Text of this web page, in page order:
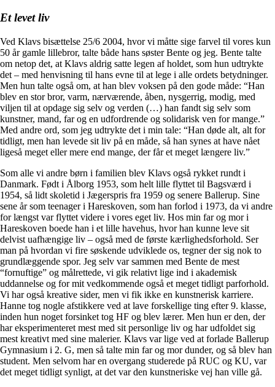
Et levet liv
Ved Klavs bisættelse 25/6 2004, hvor vi måtte sige farvel til vores kun
50 år gamle lillebror, talte både hans søster Bente og jeg. Bente talte
om netop det, at Klavs aldrig satte legen af holdet, som hun udtrykte
det – med henvisning til hans evne til at lege i alle ordets betydninger.
Men hun talte også om, at han blev voksen på den gode måde: “Han
blev en stor bror, varm, nærværende, åben, nysgerrig, modig, med
viljen til at opdage sig selv og verden (…) han fandt sig selv som
kunstner, mand, far og en udfordrende og solidarisk ven for mange.”
Med andre ord, som jeg udtrykte det i min tale: “Han døde alt, alt for
tidligt, men han levede sit liv på en måde, så han synes at have nået
ligeså meget eller mere end mange, der får et meget længere liv.”
Som alle vi andre børn i familien blev Klavs også rykket rundt i
Danmark. Født i Ålborg 1953, som helt lille flyttet til Bagsværd i
1954, så lidt skoletid i Jægerspris fra 1959 og senere Ballerup. Sine
sene år som teenager i Hareskoven, som han forlod i 1973, da vi andre
for længst var flyttet videre i vores eget liv. Hos min far og mor i
Hareskoven boede han i et lille havehus, hvor han kunne leve sit
delvist uafhængige liv – også med de første kærlighedsforhold. Ser
man på hvordan vi fire søskende udviklede os, tegner der sig nok to
grundlæggende spor. Jeg selv var sammen med Bente de mest
“fornuftige” og målrettede, vi gik relativt lige ind i akademisk
uddannelse og for mit vedkommende også et meget tidligt parforhold.
Vi har også kreative sider, men vi fik ikke en kunstnerisk karriere.
Hanne tog nogle afstikkere ved at lave forskellige ting efter 9. klasse,
inden hun noget forsinket tog HF og blev lærer. Men hun er den, der
har eksperimenteret mest med sit personlige liv og har udfoldet sig
mest kreativt med sine malerier. Klavs var lige ved at forlade Ballerup
Gymnasium i 2. G, men så talte min far og mor dunder, og så blev han
student. Men selvom har en overgang studerede på RUC og KU, var
det meget tidligt synligt, at det var den kunstneriske vej han ville gå.